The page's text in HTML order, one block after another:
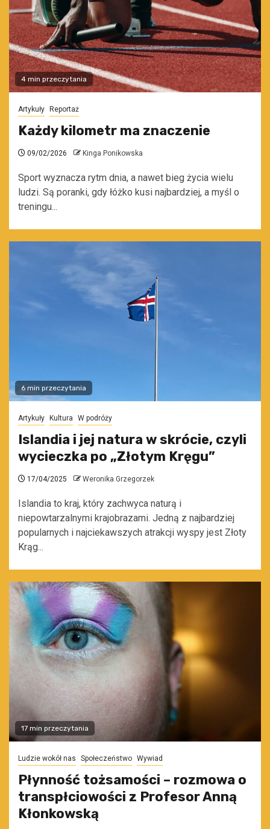
4 min przeczytania
Artykuły Reportaż
Każdy kilometr ma znaczenie
09/02/2026 Kinga Ponikowska
Sport wyznacza rytm dnia, a nawet bieg życia wielu
ludzi. Są poranki, gdy łóżko kusi najbardziej, a myśl o
treningu...
6 min przeczytania
Artykuły Kultura W podróży
Islandia i jej natura w skrócie, czyli
wycieczka po „Złotym Kręgu”
17/04/2025 Weronika Grzegorzek
Islandia to kraj, który zachwyca naturą i
niepowtarzalnymi krajobrazami. Jedną z najbardziej
popularnych i najciekawszych atrakcji wyspy jest Złoty
Krąg...
17 min przeczytania
Ludzie wokół nas Społeczeństwo Wywiad
Płynność tożsamości – rozmowa o
transpłciowości z Profesor Anną
Kłonkowską